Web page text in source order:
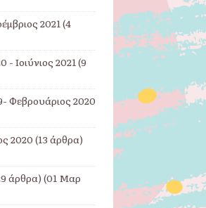
2021 (4
- Ιοιύνιος 2021 (9
Φεβρουάριος 2020
2020 (13 άρθρα)
άρθρα) (01 Μαρ